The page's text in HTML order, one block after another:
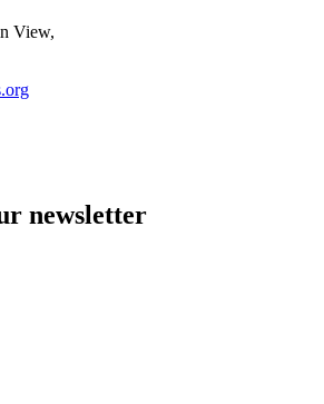
View,
newsletter